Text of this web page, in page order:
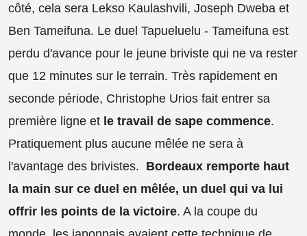
côté, cela sera Lekso Kaulashvili, Joseph Dweba et
Ben Tameifuna. Le duel Tapueluelu - Tameifuna est
perdu d'avance pour le jeune briviste qui ne va rester
que 12 minutes sur le terrain. Très rapidement en
seconde période, Christophe Urios fait entrer sa
première ligne et le travail de sape commence.
Pratiquement plus aucune mêlée ne sera à
l'avantage des brivistes. Bordeaux remporte haut
la main sur ce duel en mêlée, un duel qui va lui
offrir les points de la victoire. A la coupe du